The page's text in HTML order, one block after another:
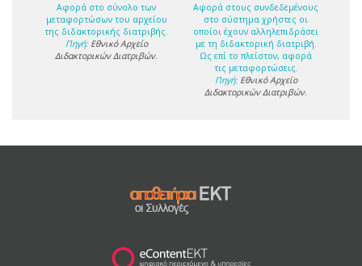
Αφορά στο σύνολο των
μεταφορτώσων του αρχείου
της διδακτορικής διατριβής.
Πηγή: Εθνικό Αρχείο
Διδακτορικών Διατριβών.
Αφορά στους συνδεδεμένους
στο σύστημα χρήστες οι
οποίοι έχουν αλληλεπιδράσει
με τη διδακτορική διατριβή.
Ως επί το πλείστον, αφορά
τις μεταφορτώσεις.
Πηγή: Εθνικό Αρχείο
Διδακτορικών Διατριβών.